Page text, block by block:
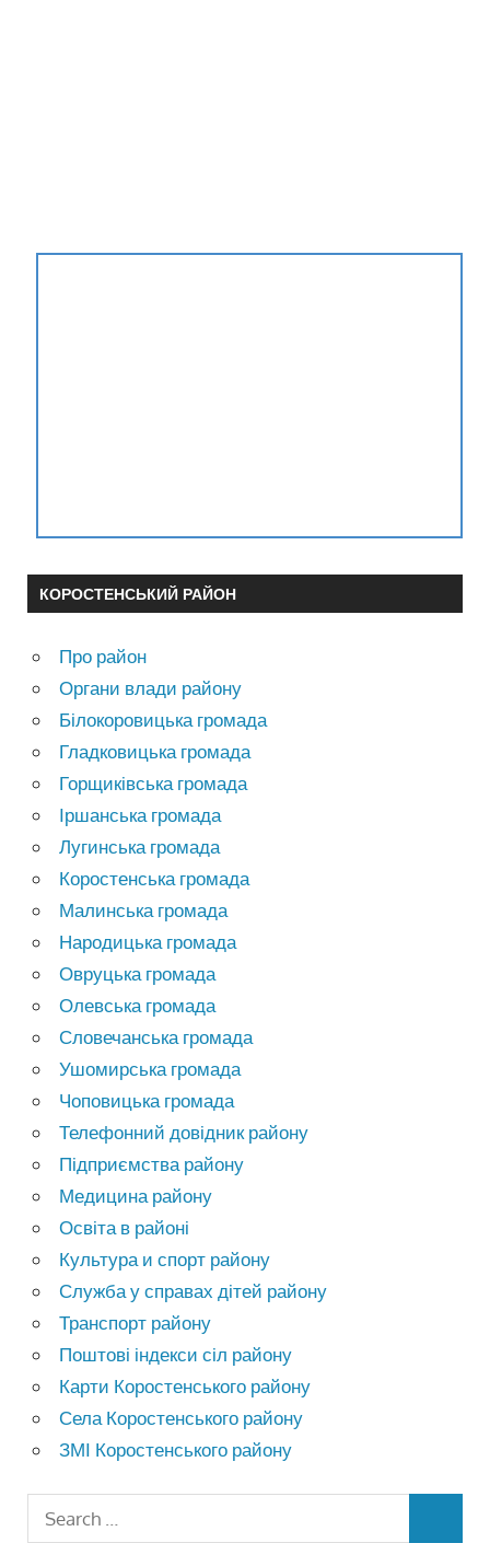
КОРОСТЕНСЬКИЙ РАЙОН
Про район
Органи влади району
Білокоровицька громада
Гладковицька громада
Горщиківська громада
Іршанська громада
Лугинська громада
Коростенська громада
Малинська громада
Народицька громада
Овруцька громада
Олевська громада
Словечанська громада
Ушомирська громада
Чоповицька громада
Телефонний довідник району
Підприємства району
Медицина району
Освіта в районі
Культура и спорт району
Служба у справах дітей району
Транспорт району
Поштові індекси сіл району
Карти Коростенського району
Села Коростенського району
ЗМІ Коростенського району